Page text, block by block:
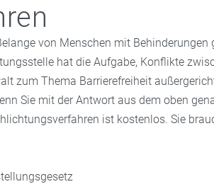
von Menschen mit Behinderungen
hat die Aufgabe, Konflikte
zum Thema Barrierefreiheit
Sie mit der Antwort aus dem oben
ist kostenlos. Sie